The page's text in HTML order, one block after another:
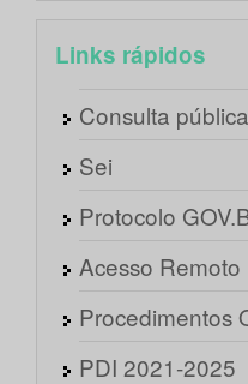
Links rápidos
Consulta
Sei
Protocolo
Acesso Remoto
Procedimentos
PDI 2021-2025